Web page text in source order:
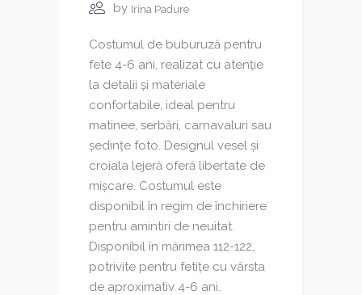
by Irina Padure
Costumul de buburuză pentru
fete 4-6 ani, realizat cu atenție
la detalii și materiale
confortabile, ideal pentru
matinee, serbări, carnavaluri sau
ședințe foto. Designul vesel și
croiala lejeră oferă libertate de
mișcare. Costumul este
disponibil în regim de închiriere
pentru amintiri de neuitat.
Disponibil în mărimea 112-122,
potrivite pentru fetițe cu vârsta
de aproximativ 4-6 ani.